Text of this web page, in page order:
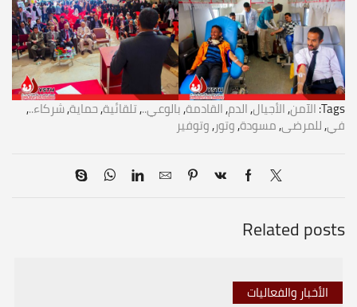
Tags: الآمن,الأجيال,الدم,القادمة,بالوعي..,تلقائية,حماية,شركاء..,
في,للمرضى,مسودة,وتور,وتوفير
Related posts
الأخبار والفعاليات